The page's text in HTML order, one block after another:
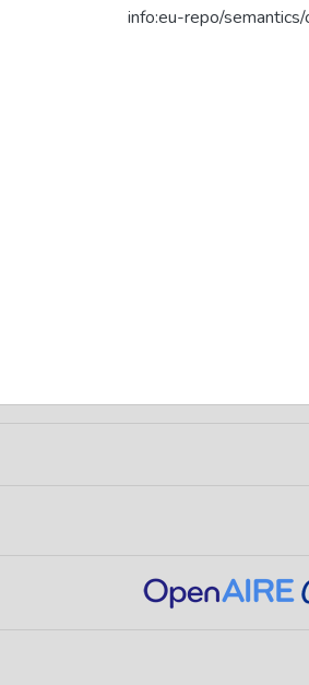
info:eu-repo/